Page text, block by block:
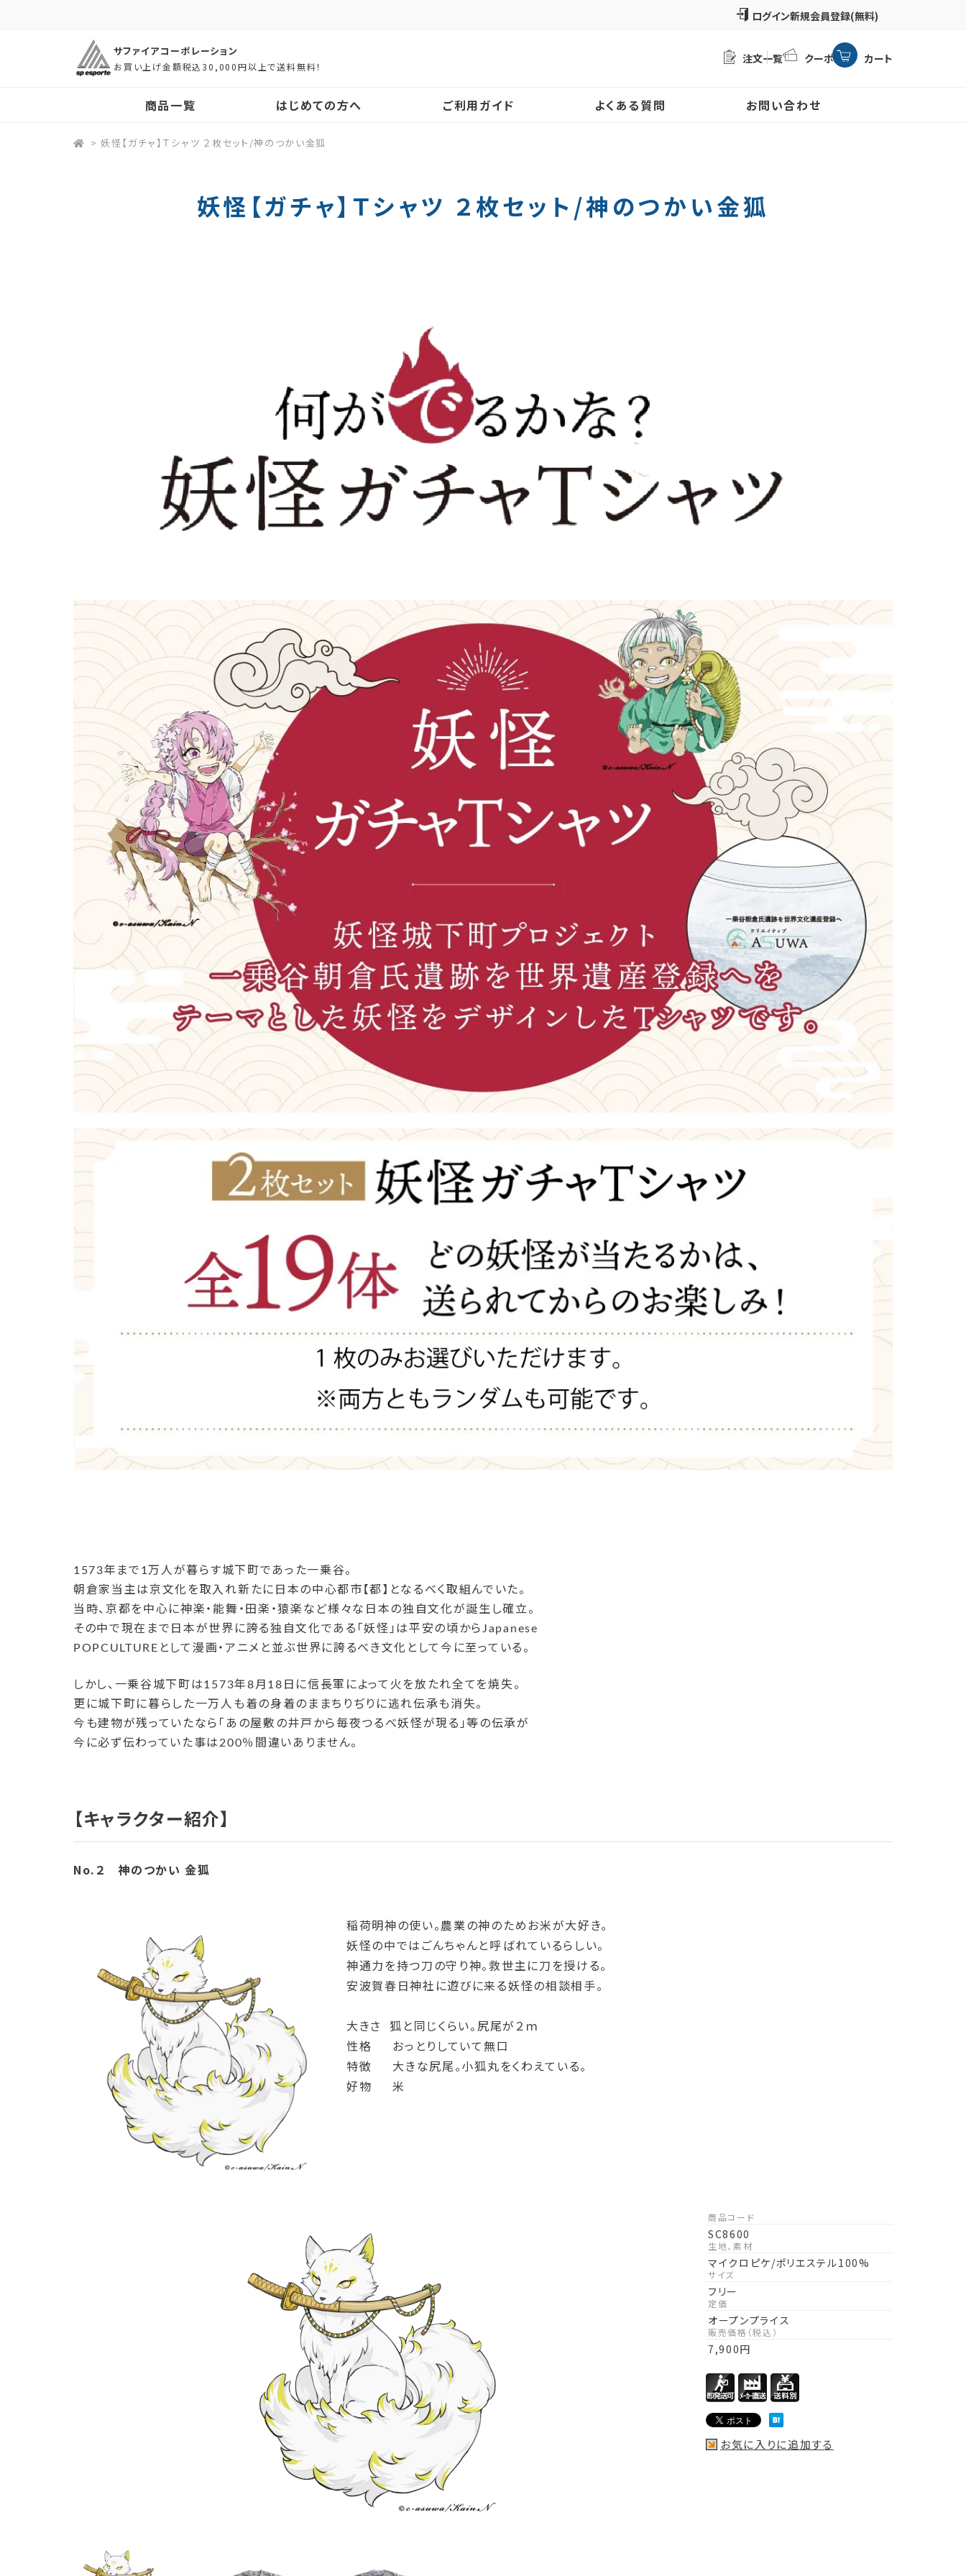
新規会員登録(無料)
サファイアコーポレーション
お買い上げ金額税込30,000円以上で送料無料！
注文一覧 クーポン カート
商品一覧 はじめての方へ ご利用ガイド よくある質問 お問い合わせ
> 妖怪【ガチャ】Ｔシャツ ２枚セット/神のつかい金狐
妖怪【ガチャ】Ｔシャツ ２枚セット/神のつかい金狐
1573年まで1万人が暮らす城下町であった一乗谷。
朝倉家当主は京文化を取入れ新たに日本の中心都市【都】となるべく取組んでいた。
当時、京都を中心に神楽・能舞・田楽・猿楽など様々な日本の独自文化が誕生し確立。
その中で現在まで日本が世界に誇る独自文化である「妖怪」は平安の頃からJapanese
POPCULTUREとして漫画・アニメと並ぶ世界に誇るべき文化として今に至っている。
しかし、一乗谷城下町は1573年8月18日に信長軍によって火を放たれ全てを焼失。
更に城下町に暮らした一万人も着の身着のままちりぢりに逃れ伝承も消失。
今も建物が残っていたなら「あの屋敷の井戸から毎夜つるべ妖怪が現る」等の伝承が
今に必ず伝わっていた事は200％間違いありません。
【キャラクター紹介】
No.２ 神のつかい 金狐
稲荷明神の使い。農業の神のためお米が大好き。
妖怪の中ではごんちゃんと呼ばれているらしい。
神通力を持つ刀の守り神。救世主に刀を授ける。
安波賀春日神社に遊びに来る妖怪の相談相手。
大きさ 狐と同じくらい。尻尾が２ｍ
性格 おっとりしていて無口
特徴 大きな尻尾。小狐丸をくわえている。
好物 米
商品コード
SC8600
生地、素材
マイクロピケ/ポリエステル100%
サイズ
フリー
定価
オープンプライス
販売価格（税込）
7,900円
お気に入りに追加する